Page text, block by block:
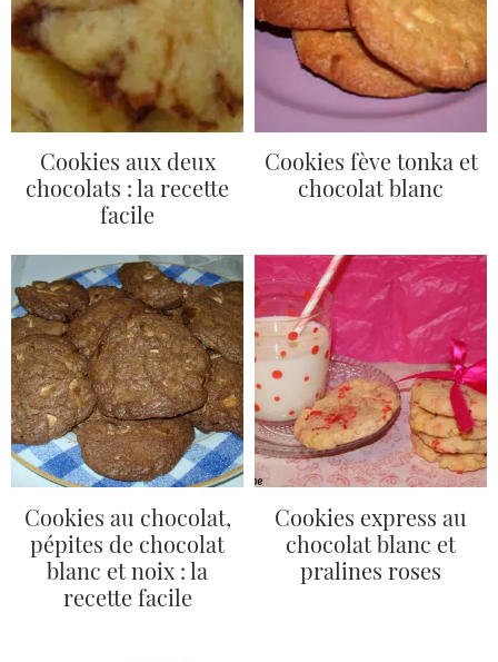
Cookies aux deux
chocolats : la recette
facile
Cookies fève tonka et
chocolat blanc
Cookies au chocolat,
pépites de chocolat
blanc et noix : la
recette facile
Cookies express au
chocolat blanc et
pralines roses